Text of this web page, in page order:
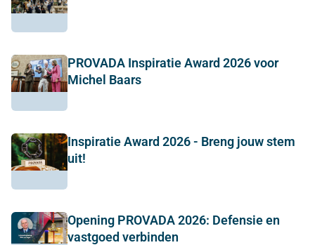
PROVADA Inspiratie Award 2026 voor
Michel Baars
Inspiratie Award 2026 - Breng jouw stem
uit!
Opening PROVADA 2026: Defensie en
vastgoed verbinden